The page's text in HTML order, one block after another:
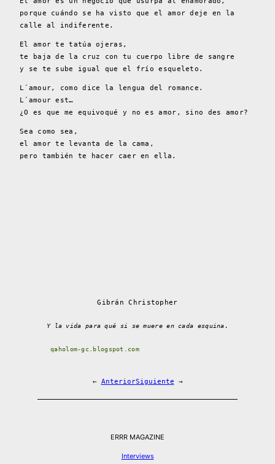
porque cuándo se ha visto que el amor deje en la
calle al indiferente.
El amor te tatúa ojeras,
te baja de la cruz con tu cuerpo libre de sangre
y se te sube igual que el frío esqueleto.
L´amour, como dice la lengua del romance.
L´amour est…
¿O es que me equivoqué y no es amor, sino des amor?
Sea como sea,
el amor te levanta de la cama,
pero también te hacer caer en ella.
Gibrán Christopher
Y la vida para qué si se muere en cada esquina.
qaholom-gc.blogspot.com
← AnteriorSiguiente →
ERRR MAGAZINE
Interviews